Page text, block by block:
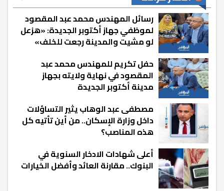
رسائل المهندس محمد عبد المقصود
لموظفي جهاز أكتوبر الجديدة: «هزعل
لو مشيت والمدينة رجعت للخلف»
حفل تكريم للمهندس محمد عبد
المقصود في نهاية ولايته بجهاز
مدينة أكتوبر الجديدة
مصطفى عبد الوهاب يثير التساؤلات
داخل وزارة الإسكان.. من أين تأتيه كل
هذه المناصب؟
أعلى شهادات الادخار السنوية في
البنوك.. مقارنة العائد وأفضل الخيارات